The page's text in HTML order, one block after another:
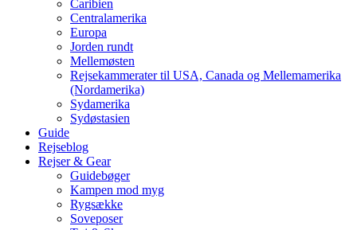
Caribien
Centralamerika
Europa
Jorden rundt
Mellemøsten
Rejsekammerater til USA, Canada og Mellemamerika
(Nordamerika)
Sydamerika
Sydøstasien
Guide
Rejseblog
Rejser & Gear
Guidebøger
Kampen mod myg
Rygsække
Soveposer